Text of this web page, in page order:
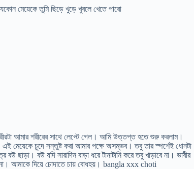
মেয়েকে তুমি ছিড়ে খুড়ে খুবলে খেতে পারো
আমার শরীরের সাথে লেপ্টে গেল। আমি উত্তপ্ত হতে শুরু করলাম।
মেয়েকে চুদে সন্তুষ্ট করা আমার পক্ষে অসম্ভব। তবু তার স্পর্শেই ধোনটা
বউ যদি সারাদিন বাড়া ধরে টানাটানি করে তবু খাড়াবে না। ভাবীর
না। আমাকে দিয়ে চোদাতে চায় বোধহয়। bangla xxx choti